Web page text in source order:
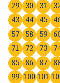
29
30 31
43
44 45
57
58 59
71
72 73
85
86 87
99 100 101